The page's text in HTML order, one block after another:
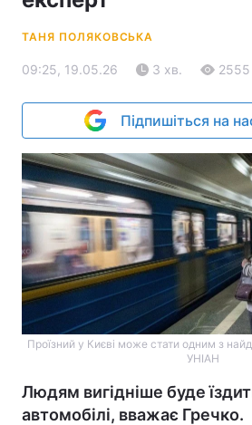
ТАНЯ ПОЛЯКОВСЬКА
09:25, 19.05.26 3 хв. 2555
Підпишіться на
Проїзний у Києві може стати одним з
УНІАН
Людям вигідніше буде
автомобілі, вважає Гречко.